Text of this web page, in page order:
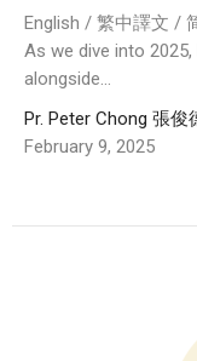
English / 繁中譯文 /
As we dive into
alongside...
Pr. Peter Chong 張俊
February 9, 2025